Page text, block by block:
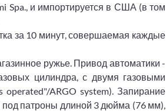
Spa., и импортируется в США (в том
за 10 минут, совершаемая каждые
ружье. Привод автоматики -
цилиндра, с двумя газовыми
ARGO system). Запирание
под патроны длиной 3 дюйма (76 мм),